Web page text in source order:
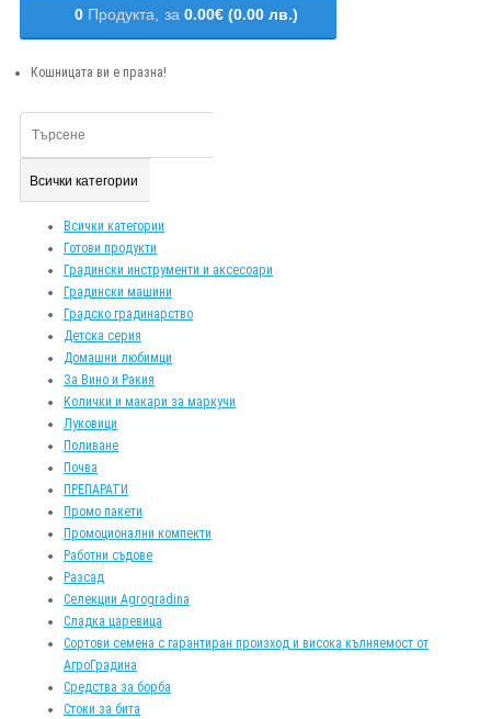
0 Продукта, за 0.00€ (0.00 лв.)
Кошницата ви е празна!
Всички категории
Всички категории
Готови продукти
Градински инструменти и аксесоари
Градински машини
Градско градинарство
Детска серия
Домашни любимци
За Вино и Ракия
Колички и макари за маркучи
Луковици
Поливане
Почва
ПРЕПАРАТИ
Промо пакети
Промоционални компекти
Работни съдове
Разсад
Селекции Agrogradina
Сладка царевица
Сортови семена с гарантиран произход и висока кълняемост от
АгроГрадина
Средства за борба
Стоки за бита